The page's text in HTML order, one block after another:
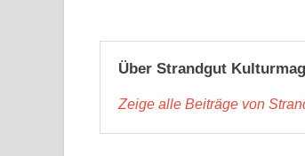
Über Strandgut
Zeige alle Beiträge von